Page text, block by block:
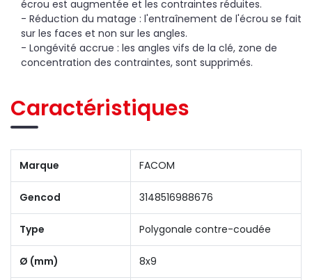
écrou est augmentée et les contraintes réduites.
- Réduction du matage : l'entraînement de l'écrou se fait
sur les faces et non sur les angles.
- Longévité accrue : les angles vifs de la clé, zone de
concentration des contraintes, sont supprimés.
Caractéristiques
Marque FACOM
Gencod 3148516988676
Type Polygonale contre-coudée
Ø (mm) 8x9